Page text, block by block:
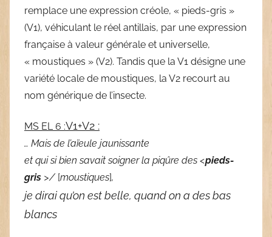
remplace une expression créole, « pieds-gris »
(V1), véhiculant le réel antillais, par une expression
française à valeur générale et universelle,
« moustiques » (V2). Tandis que la V1 désigne une
variété locale de moustiques, la V2 recourt au
nom générique de l’insecte.
MS EL 6 :V1+V2 :
… Mais de l’aïeule jaunissante
et qui si bien savait soigner la piqûre des <pieds-
gris >/ [moustiques],
je dirai qu’on est belle, quand on a des bas
blancs